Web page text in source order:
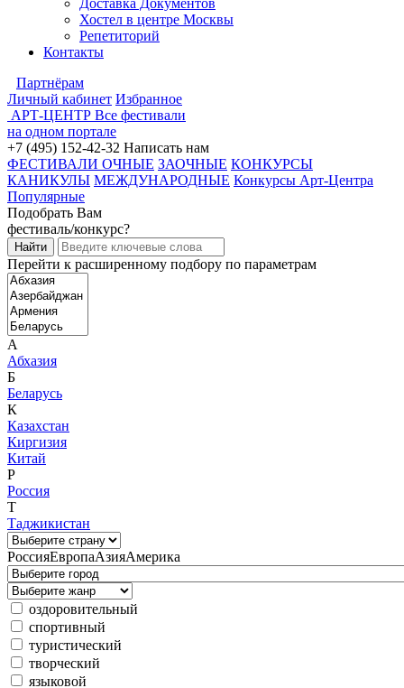
Доставка Документов
Хостел в центре Москвы
Репетиторий
Контакты
Партнёрам
Личный кабинет Избранное
АРТ-ЦЕНТР Все фестивали
на одном портале
+7 (495) 152-42-32 Написать нам
ФЕСТИВАЛИ ОЧНЫЕ ЗАОЧНЫЕ КОНКУРСЫ
КАНИКУЛЫ МЕЖДУНАРОДНЫЕ Конкурсы Арт-Центра
Популярные
Подобрать Вам
фестиваль/конкурс?
Перейти к расширенному подбору по параметрам
А
Абхазия
Б
Беларусь
К
Казахстан
Киргизия
Китай
Р
Россия
Т
Таджикистан
РоссияЕвропаАзияАмерика
оздоровительный
спортивный
туристический
творческий
языковой